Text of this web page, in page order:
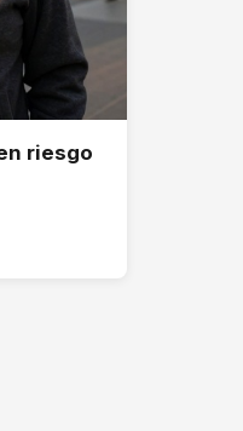
riesgo